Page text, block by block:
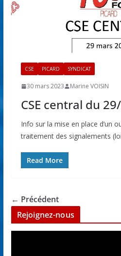
CSE PICARD SYNDICAT
30 mars 2023 Marine VOISIN
CSE central du
Info sur la mise en place d’un
traitement des signalements
Read More
← Précédent
Rejoignez-nous